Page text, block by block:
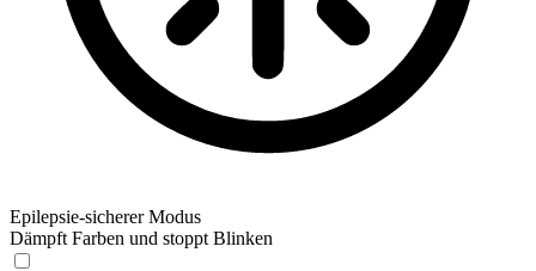
Epilepsie-sicherer Modus
Dämpft Farben und stoppt Blinken